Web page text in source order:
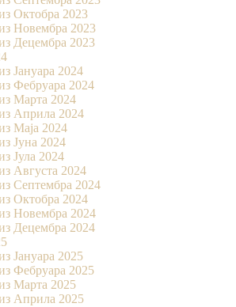
Октобра 2023
Новембра 2023
Децембра 2023
Јануара 2024
Фебруара 2024
Марта 2024
Априла 2024
Маја 2024
Јуна 2024
Јула 2024
Августа 2024
Септембра 2024
Октобра 2024
Новембра 2024
Децембра 2024
Јануара 2025
Фебруара 2025
Марта 2025
Априла 2025